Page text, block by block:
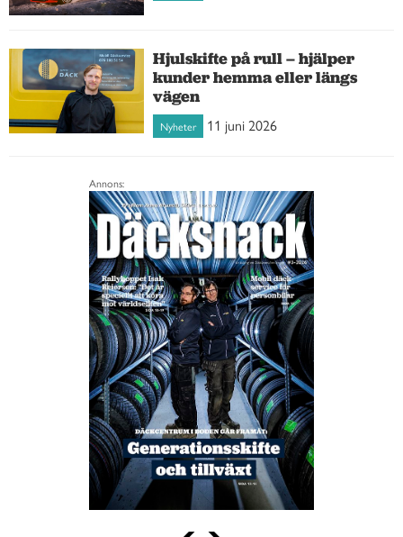
Hjulskifte på rull – hjälper
kunder hemma eller längs
vägen
Nyheter 11 juni 2026
Annons: